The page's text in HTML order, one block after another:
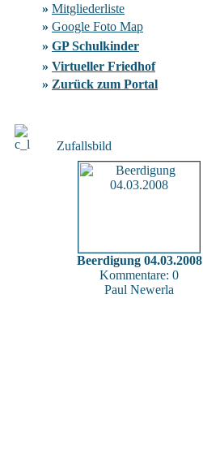
» Mitgliederliste
» Google Foto Map
» GP Schulkinder
» Virtueller Friedhof
» Zurück zum Portal
Zufallsbild
Beerdigung 04.03.2008
Kommentare: 0
Paul Newerla